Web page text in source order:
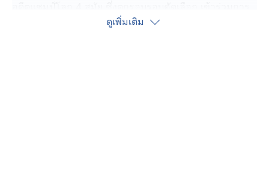
แข่งขันรอบสุดท้าย ฟุตบอลโลกปี 2026 ซึ่งสหรัฐฯ เป็นเจ้า
ดูเพิ่มเติม